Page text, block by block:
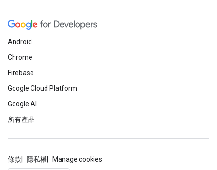
Android
Chrome
Firebase
Google Cloud Platform
Google AI
所有產品
條款 隱私權 Manage cookies